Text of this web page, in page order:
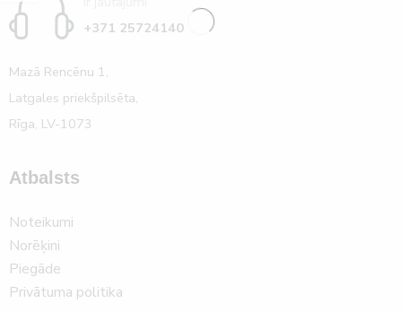
+371 25724140
Mazā Rencēnu 1,
Latgales priekšpilsēta,
Rīga, LV-1073
Atbalsts
Noteikumi
Norēķini
Piegāde
Privātuma politika